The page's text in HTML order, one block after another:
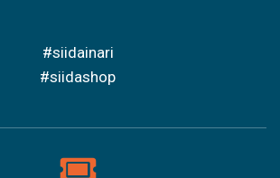
#siidainari
#siidashop